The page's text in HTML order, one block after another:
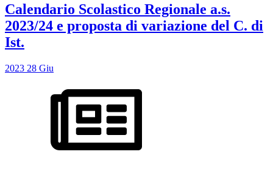
Calendario Scolastico Regionale a.s.
2023/24 e proposta di variazione del C. di
Ist.
2023 28 Giu